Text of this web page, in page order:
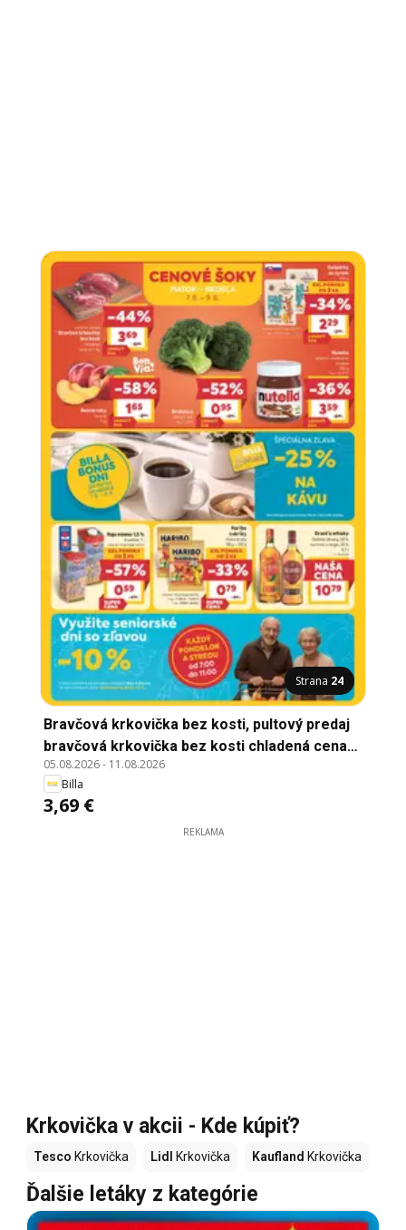
Strana 24
Bravčová krkovička bez kosti, pultový predaj
bravčová krkovička bez kosti chladená cena
za 1 kg
05.08.2026- 11.08.2026
Billa
3,69 €
REKLAMA
Krkovička v akcii - Kde kúpiť?
Tesco Krkovička Lidl Krkovička Kaufland Krkovička
Ďalšie letáky z kategórie